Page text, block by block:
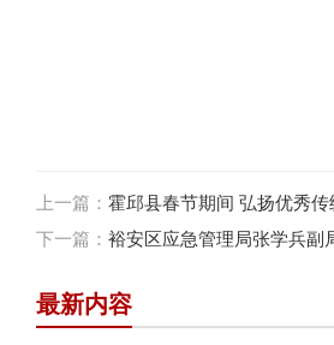
上一篇： 霍邱县春节期间 弘扬优秀
下一篇： 裕安区应急管理局张学兵副
最新内容